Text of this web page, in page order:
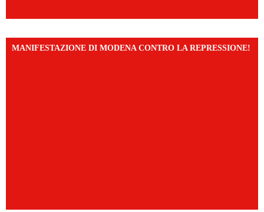
MANIFESTAZIONE DI MODENA CONTRO LA REPRESSIONE!